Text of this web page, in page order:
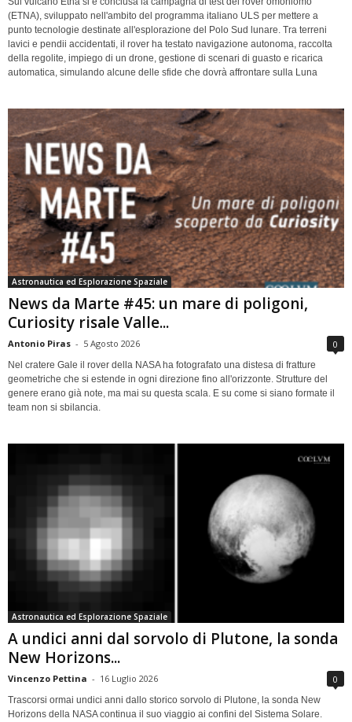
(ETNA), sviluppato nell'ambito del programma italiano ULS per mettere a
punto tecnologie destinate all'esplorazione del Polo Sud lunare. Tra terreni
lavici e pendii accidentati, il rover ha testato navigazione autonoma, raccolta
della regolite, impiego di un drone, gestione di scenari di guasto e ricarica
automatica, simulando alcune delle sfide che dovrà affrontare sulla Luna
Astronautica ed Esplorazione Spaziale
News da Marte #45: un mare di poligoni,
Curiosity risale Valle...
Antonio Piras - 5 Agosto 2026 0
Nel cratere Gale il rover della NASA ha fotografato una distesa di fratture
geometriche che si estende in ogni direzione fino all'orizzonte. Strutture del
genere erano già note, ma mai su questa scala. E su come si siano formate il
team non si sbilancia.
Astronautica ed Esplorazione Spaziale
A undici anni dal sorvolo di Plutone, la sonda
New Horizons...
Vincenzo Pettina - 16 Luglio 2026 0
Trascorsi ormai undici anni dallo storico sorvolo di Plutone, la sonda New
Horizons della NASA continua il suo viaggio ai confini del Sistema Solare.